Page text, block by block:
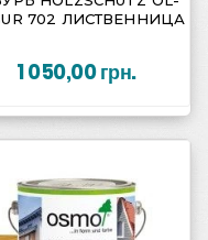
702 ЛИСТВЕННИЦА
1 050,00 грн.